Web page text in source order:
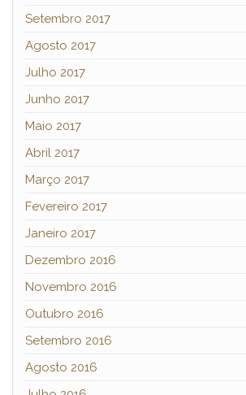
Setembro 2017
Agosto 2017
Julho 2017
Junho 2017
Maio 2017
Abril 2017
Março 2017
Fevereiro 2017
Janeiro 2017
Dezembro 2016
Novembro 2016
Outubro 2016
Setembro 2016
Agosto 2016